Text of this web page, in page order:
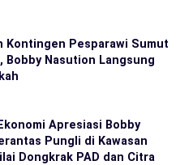
Kontingen Pesparawi Sumut
Bobby Nasution Langsung
Apresiasi Bobby
Pungli di Kawasan
Dongkrak PAD dan Citra